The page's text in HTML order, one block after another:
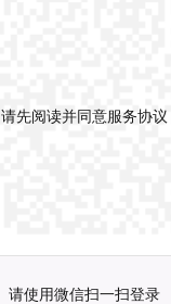
请先阅读并同意服务协议
请使用微信扫一扫登录